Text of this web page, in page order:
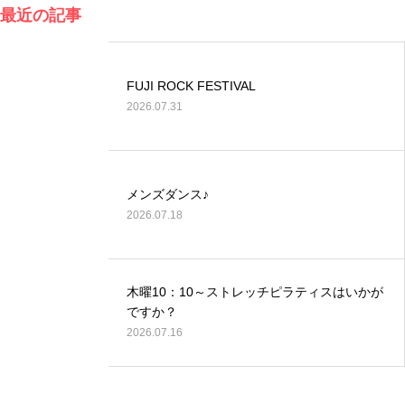
最近の記事
FUJI ROCK FESTIVAL
2026.07.31
メンズダンス♪
2026.07.18
木曜10：10～ストレッチピラティスはいかが
ですか？
2026.07.16